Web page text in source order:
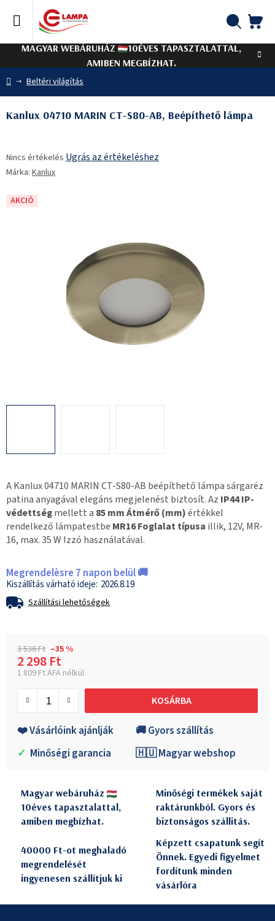
tartalomhoz
MAGYAR WEBÁRUHÁZ
10ÉVES TAPASZTALATTAL,
AMIBEN MEGBÍZHAT.
Kezdőlap
Beltéri világítás
A Kanlux 04710 MARIN CT-S80-AB beépíthető lámpa sárgaréz
patina anyagával elegáns megjelenést biztosít. Az IP44 IP-
védettségmellett a 85 mm Átmérő (mm)értékkel
rendelkező lámpatestbe MR16 Foglalat típusa illik, 12V, MR-
16, max. 35 W Izzó használatával.
Megrendelèsre 7 napon belül 🚚
2026.8.19
Szállítási lehetőségek
3 536 Ft –35 %
2 298 Ft
1 809 Ft ÁFA nélkül
KOSÁRBA
❤️ Vásárlóink ajánlják
🚚 Gyors szállítás
✓ Minőségi garancia 🇭🇺 Magyar webshop
Kanlux 04710 MARIN CT-S80-AB, Beépíthető lámpa
termék
átlagos
5-
Nincs értékelés Ugrás az értékeléshez
Márka: Kanlux
AKCIÓ
Magyar webáruház
10éves tapasztalattal,
amiben megbízhat.
Minőségi termékek saját
raktárunkból. Gyors és
biztonságos szállitás.
40000 Ft-ot meghaladó
megrendelését
ingyenesen szállítjuk ki
Képzett csapatunk segít
Önnek. Egyedi figyelmet
fordítunk minden
vásárlóra